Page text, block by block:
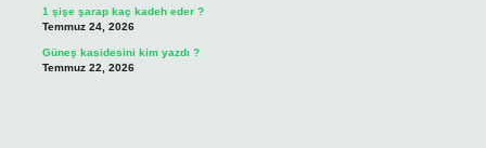
1 şişe şarap kaç kadeh eder ?
Temmuz 24, 2026
Güneş kasidesini kim yazdı ?
Temmuz 22, 2026